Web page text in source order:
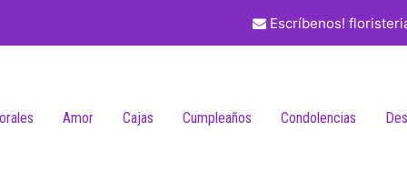
Escríbenos!
Amor Cajas Cumpleaños Condolencias